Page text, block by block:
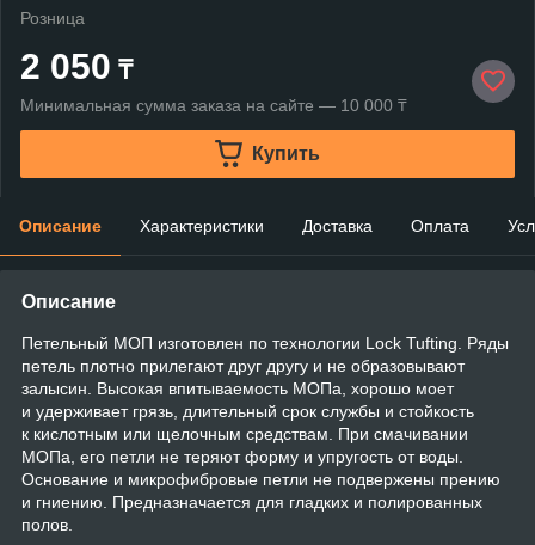
Розница
2 050 ₸
Минимальная сумма заказа на сайте — 10 000 ₸
Купить
Описание Характеристики Доставка Оплата
Описание
Петельный МОП изготовлен по технологии Lock Tufting. Ряды
петель плотно прилегают друг другу и не образовывают
залысин. Высокая впитываемость МОПа, хорошо моет
и удерживает грязь, длительный срок службы и стойкость
к кислотным или щелочным средствам. При смачивании
МОПа, его петли не теряют форму и упругость от воды.
Основание и микрофибровые петли не подвержены прению
и гниению. Предназначается для гладких и полированных
полов.